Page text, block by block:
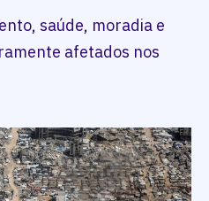
saúde, moradia e
afetados nos